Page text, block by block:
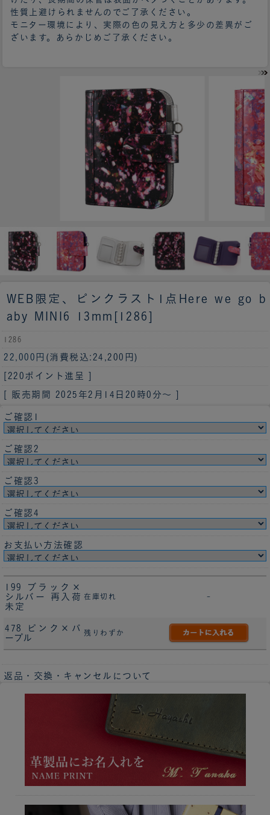
性質上避けられませんのでご了承ください。
モニター環境により、実際の色の見え方と多少の差異がご
ざいます。あらかじめご了承ください。
WEB限定、ピンクラスト1点 Here we go b
aby MINI6 13mm[1286]
1286
22,000円 (消費税込:24,200円)
[220ポイント進呈 ]
[ 販売期間 2025年2月14日20時0分 ～ ]
ご確認1
ご確認2
ご確認3
ご確認4
お支払い方法確認
199 ブラック×
シルバー 再入荷
未定
在庫切れ -
478 ピンク×パ
ープル
残りわずか
返品・交換・キャンセルについて